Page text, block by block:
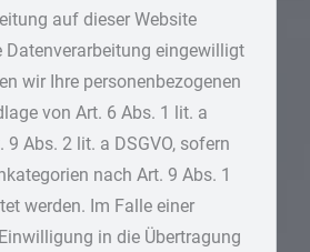
auf dieser Website
Datenverarbeitung eingewilligt
wir Ihre personenbezogenen
von Art. 6 Abs. 1 lit. a
9 Abs. 2 lit. a DSGVO, sofern
nach Art. 9 Abs. 1
werden. Im Falle einer
in die Übertragung